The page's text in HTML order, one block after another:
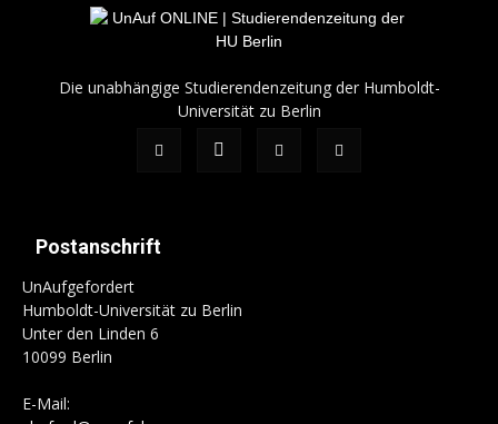
Die unabhängige Studierendenzeitung der Humboldt-
Universität zu Berlin
Postanschrift
UnAufgefordert
Humboldt-Universität zu Berlin
Unter den Linden 6
10099 Berlin
E-Mail: